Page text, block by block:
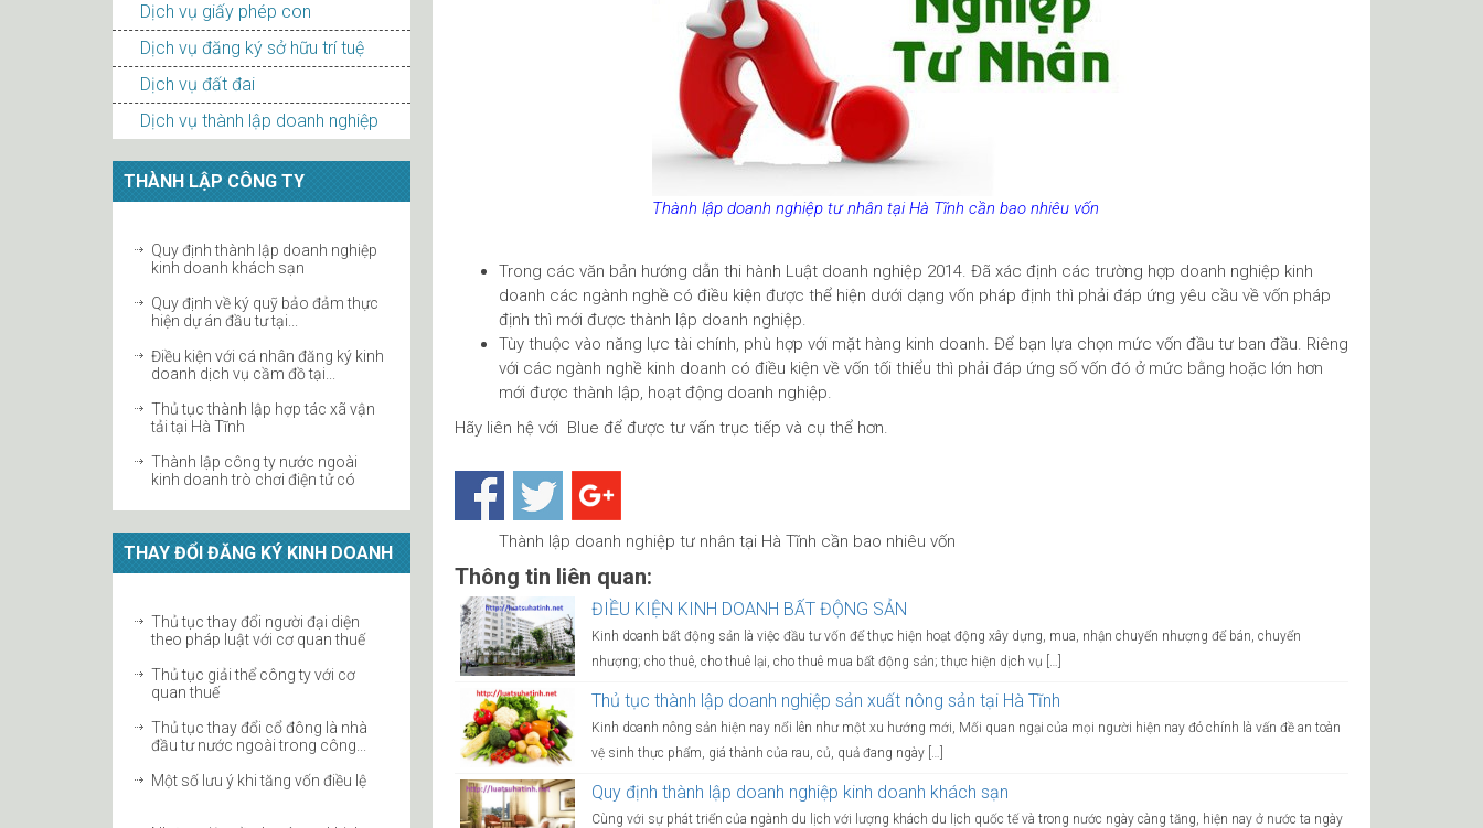
Dịch vụ giấy phép con
Dịch vụ đăng ký sở hữu trí tuệ
Dịch vụ đất đai
Dịch vụ thành lập doanh nghiệp
THÀNH LẬP CÔNG TY
kinh doanh khách sạn
hiện dự án đầu tư tại...
doanh dịch vụ cầm đồ tại...
tải tại Hà Tĩnh
kinh doanh trò chơi điện tử có
thưởng...
Hà...
Điều kiện thành lập công ty quản lý
quỹ
doanh công ty
ĐỘNG SẢN
sản xuất nông sản tại Hà Tĩnh
THAY ĐỔI ĐĂNG KÝ KINH DOANH
theo pháp luật với cơ quan thuế
quan thuế
đầu tư nước ngoài trong công...
Thành lập doanh nghiệp tư nhân tại Hà Tĩnh cần bao nhiêu vốn
Trong các văn bản hướng dẫn thi hành Luật doanh nghiệp 2014. Đã xác định các trường hợp doanh nghiệp kinh
doanh các ngành nghề có điều kiện được thể hiện dưới dạng vốn pháp định thì phải đáp ứng yêu cầu về vốn pháp
định thì mới được thành lập doanh nghiệp.
Tùy thuộc vào năng lực tài chính, phù hợp với mặt hàng kinh doanh. Để bạn lựa chọn mức vốn đầu tư ban đầu. Riêng
với các ngành nghề kinh doanh có điều kiện về vốn tối thiểu thì phải đáp ứng số vốn đó ở mức bằng hoặc lớn hơn
mới được thành lập, hoạt động doanh nghiệp.
Hãy liên hệ với Blue để được tư vấn trục tiếp và cụ thể hơn.
Thành lập doanh nghiệp tư nhân tại Hà Tĩnh cần bao nhiêu vốn
Thông tin liên quan:
ĐIỀU KIỆN KINH DOANH BẤT ĐỘNG SẢN
Kinh doanh bất động sản là việc đầu tư vốn để thực hiện hoạt động xây dựng, mua, nhận chuyển nhượng để bán, chuyển
nhượng; cho thuê, cho thuê lại, cho thuê mua bất động sản; thực hiện dịch vụ […]
Thủ tục thành lập doanh nghiệp sản xuất nông sản tại Hà Tĩnh
Kinh doanh nông sản hiện nay nổi lên như một xu hướng mới, Mối quan ngại của mọi người hiện nay đó chính là vấn đề an toàn
vệ sinh thực phẩm, giá thành của rau, củ, quả đang ngày […]
Quy định thành lập doanh nghiệp kinh doanh khách sạn
Cùng với sự phát triển của ngành du lịch với lượng khách du lịch quốc tế và trong nước ngày càng tăng, hiện nay ở nước ta ngày